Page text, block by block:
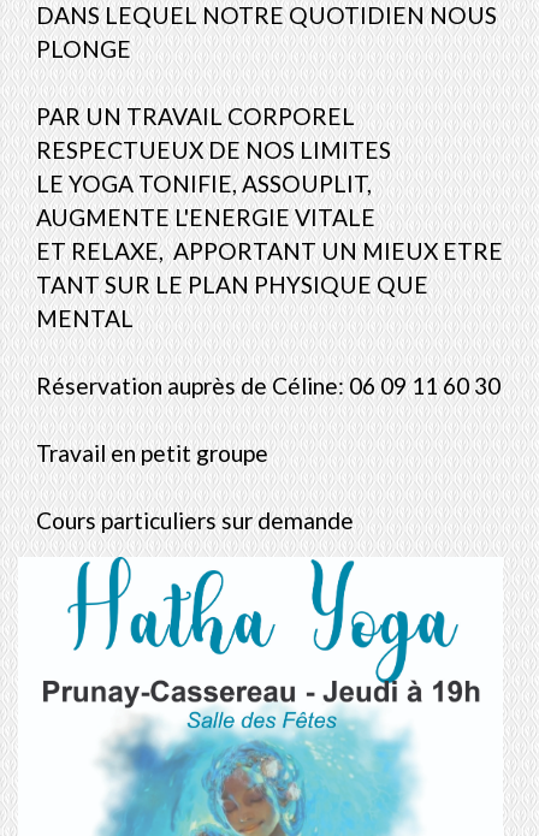
DANS LEQUEL NOTRE QUOTIDIEN NOUS
PLONGE
PAR UN TRAVAIL CORPOREL
RESPECTUEUX DE NOS LIMITES
LE YOGA TONIFIE, ASSOUPLIT,
AUGMENTE L'ENERGIE VITALE
ET RELAXE, APPORTANT UN MIEUX ETRE
TANT SUR LE PLAN PHYSIQUE QUE
MENTAL
Réservation auprès de Céline: 06 09 11 60 30
Travail en petit groupe
Cours particuliers sur demande